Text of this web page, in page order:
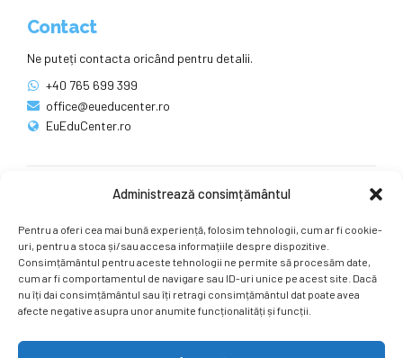
Administrează consimțământul
Pentru a oferi cea mai bună experiență, folosim tehnologii, cum ar fi cookie-
uri, pentru a stoca și/sau accesa informațiile despre dispozitive.
Consimțământul pentru aceste tehnologii ne permite să procesăm date,
cum ar fi comportamentul de navigare sau ID-uri unice pe acest site. Dacă
nu îți dai consimțământul sau îți retragi consimțământul dat poate avea
afecte negative asupra unor anumite funcționalități și funcții.
Contact
Ne puteți contacta oricând pentru detalii.
+40 765 699 399
office@eueducenter.ro
EuEduCenter.ro
Ne puteți găsi și pe rețelele sociale.